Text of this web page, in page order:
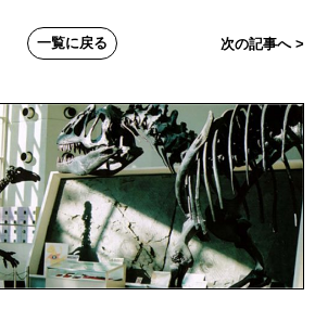
一覧に戻る 次の記事へ >